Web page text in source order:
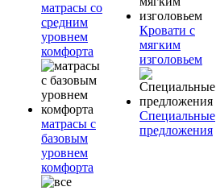
матрасы со
средним
уровнем
комфорта
матрасы с
базовым
уровнем
комфорта
Кровати с
мягким
изголовьем
Специальные
предложения